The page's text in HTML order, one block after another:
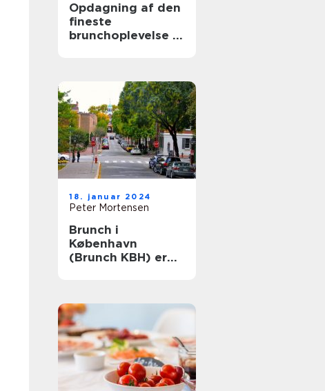
Opdagning af den
fineste
brunchoplevelse i
18. januar 2024
Peter Mortensen
Brunch i
København
(Brunch KBH) er
mennesker i
hovedstaden